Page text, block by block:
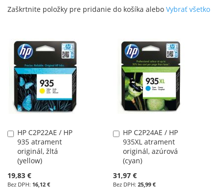
Zaškrtnite položky pre pridanie do košíka alebo Vybrať všetko
HP C2P22AE / HP
935 atrament
originál, žltá
(yellow)
19,83 €
16,12 €
Pridať
do
košíka
HP C2P24AE / HP
935XL atrament
originál, azúrová
(cyan)
31,97 €
25,99 €
Pridať
do
košíka